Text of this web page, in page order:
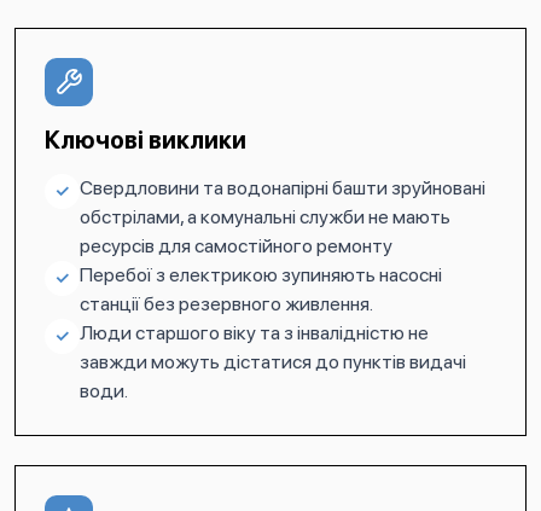
Ключові виклики
Свердловини та водонапірні башти зруйновані
обстрілами, а комунальні служби не мають
ресурсів для самостійного ремонту
Перебої з електрикою зупиняють насосні
станції без резервного живлення.
Люди старшого віку та з інвалідністю не
завжди можуть дістатися до пунктів видачі
води.